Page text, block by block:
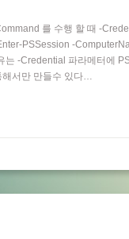
를 수행 할 때 -
PSSession -
는 -Credential 파라메터에
해서만 만들수 있다…